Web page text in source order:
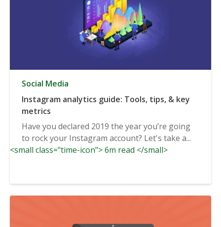
Social Media
Instagram analytics guide: Tools, tips, & key
metrics
Have you declared 2019 the year you’re going
to rock your Instagram account? Let's take a...
<small class="time-icon"> 6m read </small>